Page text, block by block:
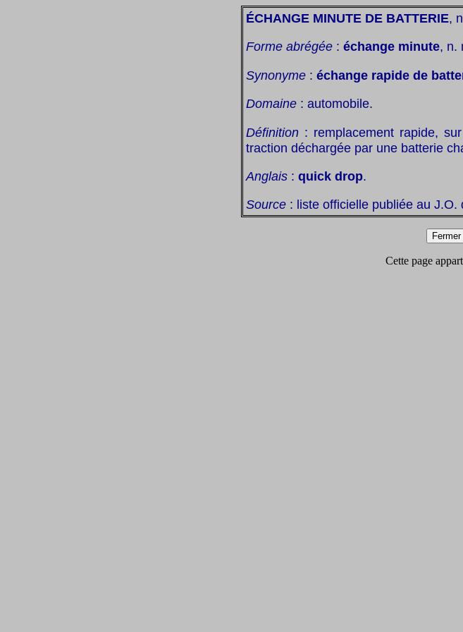
ÉCHANGE MINUTE DE BATTERIE,
Forme abrégée : échange minute, n.
Synonyme : échange rapide de
Domaine : automobile.
Définition : remplacement rapide,
traction déchargée par une batterie
Anglais : quick drop.
Source : liste officielle publiée au J.O.
Cette page